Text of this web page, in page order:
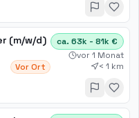
(m/w/d)
Vor Ort
ca. 63k - 81k €
vor 1 Monat
< 1 km